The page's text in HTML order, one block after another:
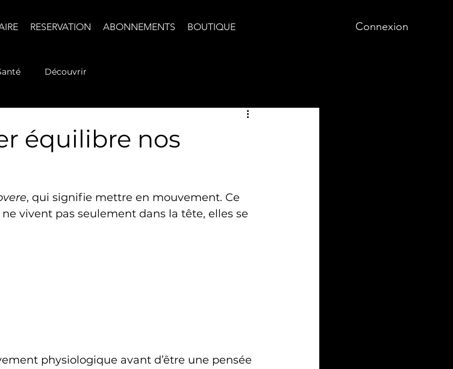
RESERVATION ABONNEMENTS BOUTIQUE Connexion
Découvrir
équilibre nos
, qui signifie mettre en mouvement. Ce
vivent pas seulement dans la tête, elles se
physiologique avant d’être une pensée